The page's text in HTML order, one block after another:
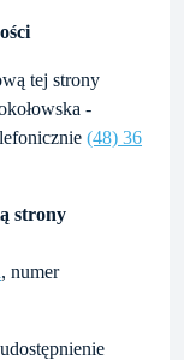
tej strony
-
(48) 36
strony
, numer